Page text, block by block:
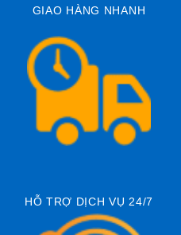
GIAO HÀNG NHANH
HỖ TRỢ DỊCH VỤ 24/7